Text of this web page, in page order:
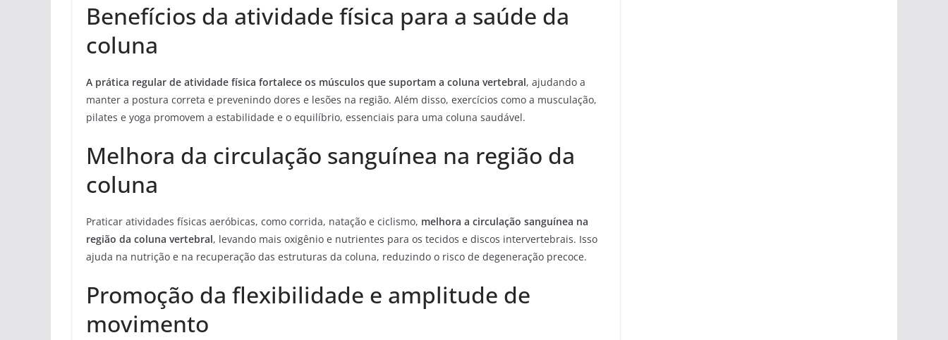
Benefícios da atividade física para a saúde da
coluna
A prática regular de atividade física fortalece os músculos que suportam a coluna vertebral, ajudando a
manter a postura correta e prevenindo dores e lesões na região. Além disso, exercícios como a musculação,
pilates e yoga promovem a estabilidade e o equilíbrio, essenciais para uma coluna saudável.
Melhora da circulação sanguínea na região da
coluna
Praticar atividades físicas aeróbicas, como corrida, natação e ciclismo, melhora a circulação sanguínea na
região da coluna vertebral, levando mais oxigênio e nutrientes para os tecidos e discos intervertebrais. Isso
ajuda na nutrição e na recuperação das estruturas da coluna, reduzindo o risco de degeneração precoce.
Promoção da flexibilidade e amplitude de
movimento